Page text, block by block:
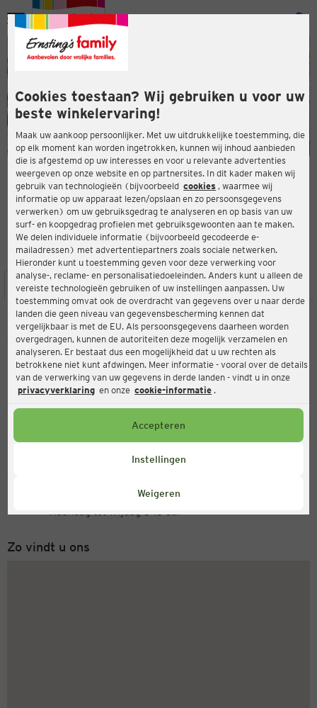
Cookies toestaan? Wij gebruiken u voor uw
beste winkelervaring!
Maak uw aankoop persoonlijker. Met uw uitdrukkelijke toestemming, die
op elk moment kan worden ingetrokken, kunnen wij inhoud aanbieden
die is afgestemd op uw interesses en voor u relevante advertenties
weergeven op onze website en op partnersites. In dit kader maken wij
gebruik van technologieën (bijvoorbeeld cookies , waarmee wij
informatie op uw apparaat lezen/opslaan en zo persoonsgegevens
verwerken) om uw gebruiksgedrag te analyseren en op basis van uw
surf- en koopgedrag profielen met gebruiksgewoonten aan te maken.
We delen individuele informatie (bijvoorbeeld gecodeerde e-
mailadressen) met advertentiepartners zoals sociale netwerken.
Hieronder kunt u toestemming geven voor deze verwerking voor
analyse-, reclame- en personalisatiedoeleinden. Anders kunt u alleen de
vereiste technologieën gebruiken of uw instellingen aanpassen. Uw
toestemming omvat ook de overdracht van gegevens over u naar derde
landen die geen niveau van gegevensbescherming kennen dat
vergelijkbaar is met de EU. Als persoonsgegevens daarheen worden
overgedragen, kunnen de autoriteiten deze mogelijk verzamelen en
analyseren. Er bestaat dus een mogelijkheid dat u uw rechten als
betrokkene niet kunt afdwingen. Meer informatie - vooral over de details
van de verwerking van uw gegevens in derde landen - vindt u in onze
privacyverklaring en onze cookie-informatie .
Accepteren
Instellingen
Weigeren
Menu
ERNSTING'S FAMILY-WINKEL
Großstr. 12-14
25813 Husum
4,0
Beoordeling:
LOCATIE SERVICES ASSORTIMENT ACTIES
Ernsting's family
Großstr. 12-14, 25813 Husum
Open
Openingstijden vandaag:
+31 (0) 543 20 50 15
Zo vindt u ons